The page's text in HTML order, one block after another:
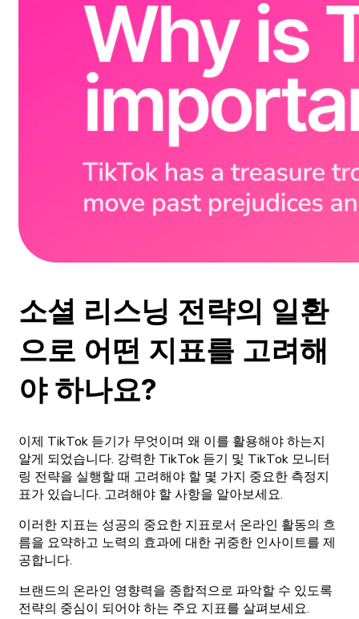
소셜 리스닝 전략의 일환
으로 어떤 지표를 고려해
야 하나요?
이제 TikTok 듣기가 무엇이며 왜 이를 활용해야 하는지
알게 되었습니다. 강력한 TikTok 듣기 및 TikTok 모니터
링 전략을 실행할 때 고려해야 할 몇 가지 중요한 측정지
표가 있습니다. 고려해야 할 사항을 알아보세요.
이러한 지표는 성공의 중요한 지표로서 온라인 활동의 흐
름을 요약하고 노력의 효과에 대한 귀중한 인사이트를 제
공합니다.
브랜드의 온라인 영향력을 종합적으로 파악할 수 있도록
전략의 중심이 되어야 하는 주요 지표를 살펴보세요.